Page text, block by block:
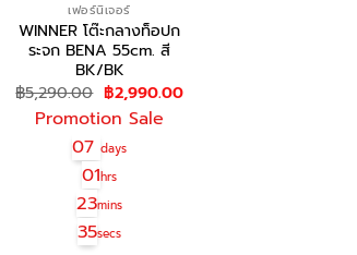
เฟอร์นิเจอร์
WINNER โต๊ะกลางท็อปก
ระจก BENA 55cm. สี
BK/BK
฿5,290.00 Original
price
was:
฿5,290.00.
฿2,990.00Current
Promotion Sale
07days
01hrs
23mins
35secs